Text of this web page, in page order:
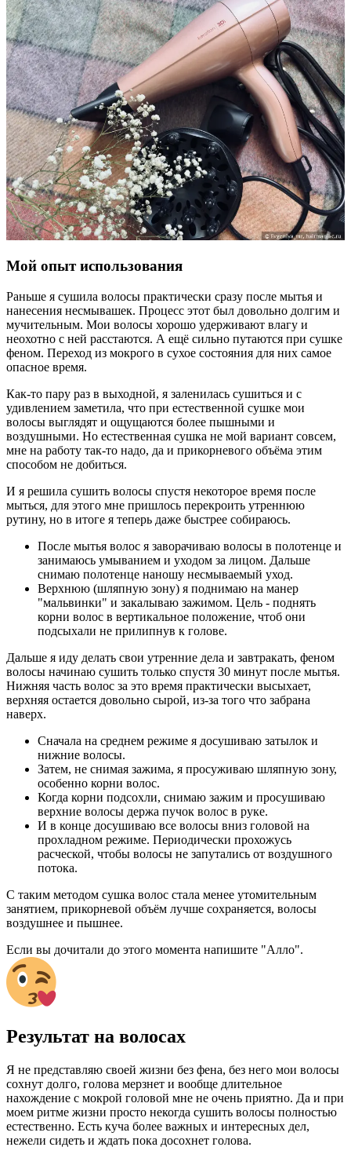
Мой опыт использования
Раньше я сушила волосы практически сразу после мытья и
нанесения несмывашек. Процесс этот был довольно долгим и
мучительным. Мои волосы хорошо удерживают влагу и
неохотно с ней расстаются. А ещё сильно путаются при сушке
феном. Переход из мокрого в сухое состояния для них самое
опасное время.
Как-то пару раз в выходной, я заленилась сушиться и с
удивлением заметила, что при естественной сушке мои
волосы выглядят и ощущаются более пышными и
воздушными. Но естественная сушка не мой вариант совсем,
мне на работу так-то надо, да и прикорневого объёма этим
способом не добиться.
И я решила сушить волосы спустя некоторое время после
мыться, для этого мне пришлось перекроить утреннюю
рутину, но в итоге я теперь даже быстрее собираюсь.
После мытья волос я заворачиваю волосы в полотенце и
занимаюсь умыванием и уходом за лицом. Дальше
снимаю полотенце наношу несмываемый уход.
Верхнюю (шляпную зону) я поднимаю на манер
"мальвинки" и закалываю зажимом. Цель - поднять
корни волос в вертикальное положение, чтоб они
подсыхали не прилипнув к голове.
Дальше я иду делать свои утренние дела и завтракать, феном
волосы начинаю сушить только спустя 30 минут после мытья.
Нижняя часть волос за это время практически высыхает,
верхняя остается довольно сырой, из-за того что забрана
наверх.
Сначала на среднем режиме я досушиваю затылок и
нижние волосы.
Затем, не снимая зажима, я просуживаю шляпную зону,
особенно корни волос.
Когда корни подсохли, снимаю зажим и просушиваю
верхние волосы держа пучок волос в руке.
И в конце досушиваю все волосы вниз головой на
прохладном режиме. Периодически прохожусь
расческой, чтобы волосы не запутались от воздушного
потока.
С таким методом сушка волос стала менее утомительным
занятием, прикорневой объём лучше сохраняется, волосы
воздушнее и пышнее.
Если вы дочитали до этого момента напишите "Алло".
Результат на волосах
Я не представляю своей жизни без фена, без него мои волосы
сохнут долго, голова мерзнет и вообще длительное
нахождение с мокрой головой мне не очень приятно. Да и при
моем ритме жизни просто некогда сушить волосы полностью
естественно. Есть куча более важных и интересных дел,
нежели сидеть и ждать пока досохнет голова.